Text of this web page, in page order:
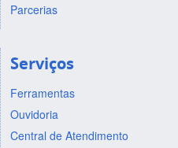
Parcerias
Serviços
Ferramentas
Ouvidoria
Central de Atendimento